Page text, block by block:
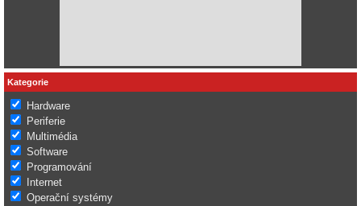
Kategorie
Hardware
Periferie
Multimédia
Software
Programování
Internet
Operační systémy